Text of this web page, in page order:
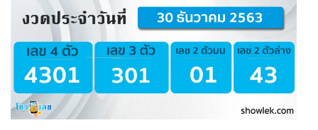
ถ่ายทอดสดหวยฮานอยพิเศษ
ถ่ายทอดสดหวยมาเลย์
ถ่ายทอดสดหวยญีปุ่น